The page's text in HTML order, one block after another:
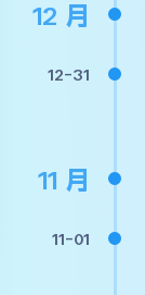
12 月
12-31
11 月
11-01